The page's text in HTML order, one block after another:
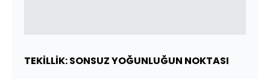
TEKİLLİK: SONSUZ YOĞUNLUĞUN NOKTASI